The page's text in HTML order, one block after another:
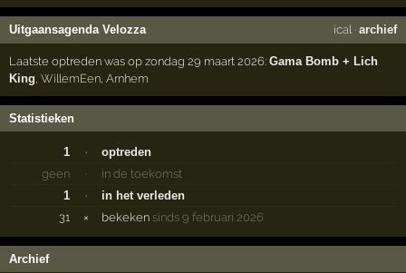
Uitgaansagenda Velozza ical· archief
Laatste optreden was op zondag 29 maart 2026:Gama Bomb + Lich
King ,WillemEen ,Arnhem
Statistieken
1 ·
optreden
geen
·
in de toekomst
1
·
in het verleden
31
× bekeken sinds 9 februari 2026
Archief